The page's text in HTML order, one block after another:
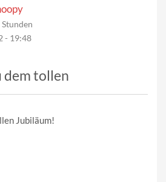
Stunden
- 19:48
tollen
Jubiläum!